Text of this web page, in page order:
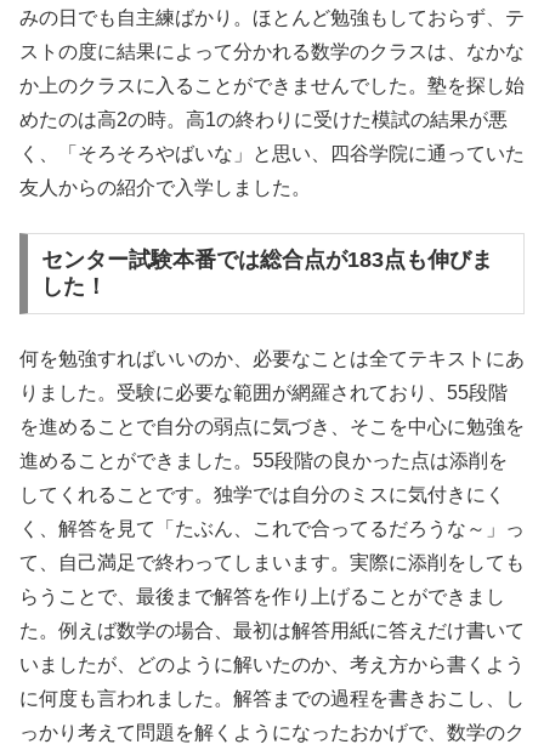
みの日でも自主練ばかり。ほとんど勉強もしておらず、テ
ストの度に結果によって分かれる数学のクラスは、なかな
か上のクラスに入ることができませんでした。塾を探し始
めたのは高2の時。高1の終わりに受けた模試の結果が悪
く、「そろそろやばいな」と思い、四谷学院に通っていた
友人からの紹介で入学しました。
センター試験本番では総合点が183点も伸びま
した！
何を勉強すればいいのか、必要なことは全てテキストにあ
りました。受験に必要な範囲が網羅されており、55段階
を進めることで自分の弱点に気づき、そこを中心に勉強を
進めることができました。55段階の良かった点は添削を
してくれることです。独学では自分のミスに気付きにく
く、解答を見て「たぶん、これで合ってるだろうな～」っ
て、自己満足で終わってしまいます。実際に添削をしても
らうことで、最後まで解答を作り上げることができまし
た。例えば数学の場合、最初は解答用紙に答えだけ書いて
いましたが、どのように解いたのか、考え方から書くよう
に何度も言われました。解答までの過程を書きおこし、し
っかり考えて問題を解くようになったおかげで、数学のク